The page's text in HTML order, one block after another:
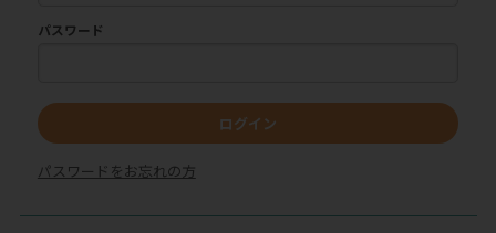
パスワード
ログイン
パスワードをお忘れの方